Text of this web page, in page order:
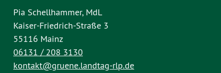
Pia Schellhammer, MdL
Kaiser-Friedrich-Straße 3
55116 Mainz
06131 / 208 3130
kontakt@gruene.landtag-rlp.de